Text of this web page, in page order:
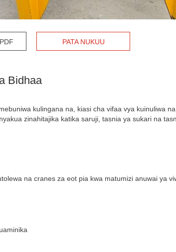
PATA NUKUU
Bidhaa
kulingana na, kiasi cha vifaa vya kuinuliwa
zinahitajika katika saruji, tasnia ya sukari na
na cranes za eot pia kwa matumizi anuwai ya